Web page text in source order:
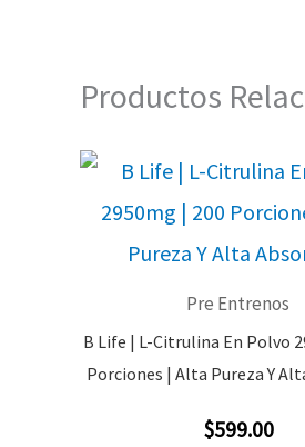
Productos
Pre Entrenos
B Life | L-Citrulina En Polvo
Porciones | Alta Pureza Y
Valorado
$599.00